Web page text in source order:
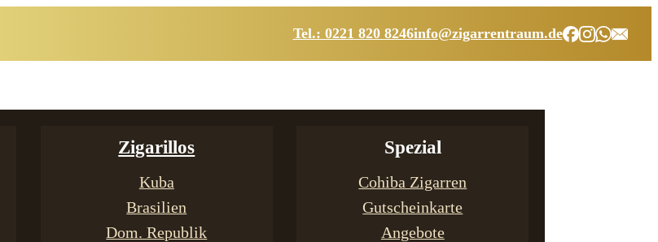
Tel.: 0221 820 8246info@zigarrentraum.de
Zigarillos
Kuba
Brasilien
Dom. Republik
Spezial
Cohiba Zigarren
Gutscheinkarte
Angebote